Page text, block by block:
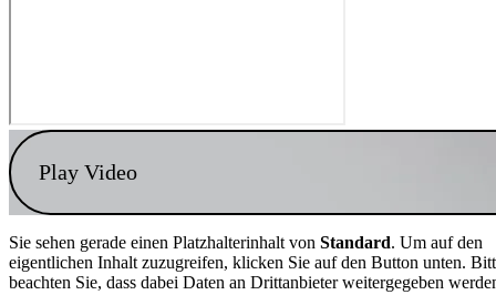
Play Video
Sie sehen gerade einen Platzhalterinhalt von Standard. Um auf den
eigentlichen Inhalt zuzugreifen, klicken Sie auf den Button unten.
beachten Sie, dass dabei Daten an Drittanbieter weitergegeben